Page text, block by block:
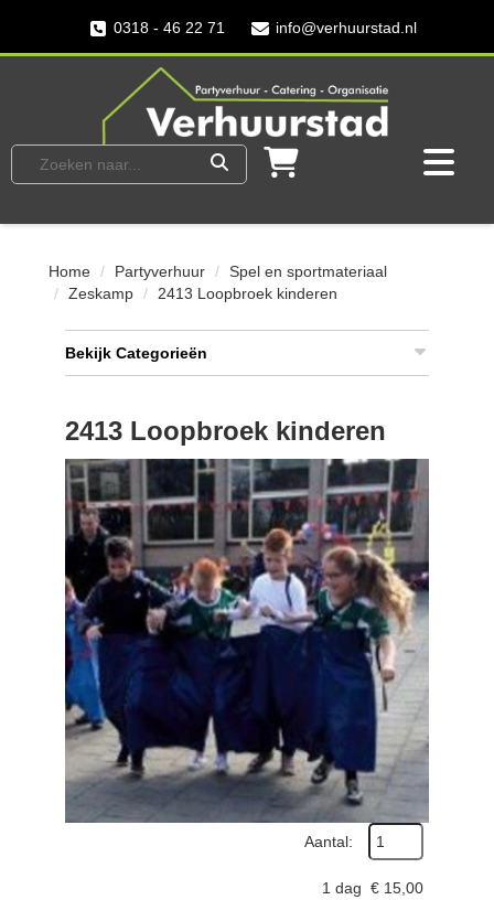
0318 - 46 22 71 info@verhuurstad.nl
Home Partyverhuur
Spel en sportmateriaal
Zeskamp
2413 Loopbroek kinderen
Bekijk Categorieën
2413 Loopbroek kinderen
Aantal:
1 dag € 15,00